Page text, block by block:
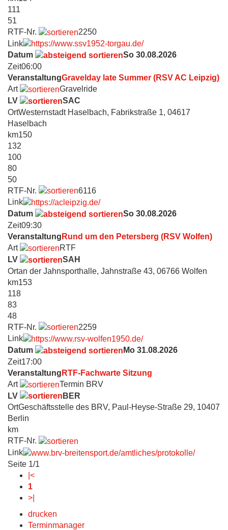
111
51
RTF-Nr.
2250
Link
Datum
So 30.08.2026
Zeit06:00
VeranstaltungGravelday late Summer (RSV AC Leipzig)
Art
Gravelride
LV
SAC
OrtWesternstadt Haselbach, Fabrikstraße 1, 04617
Haselbach
km150
132
100
80
50
RTF-Nr.
6116
Link
Datum
So 30.08.2026
Zeit09:30
Veranstaltung Rund um den Petersberg (RSV Wolfen)
Art
RTF
LV
SAH
Ortan der Jahnsporthalle, Jahnstraße 43, 06766 Wolfen
km153
118
83
48
RTF-Nr.
2259
Link
Datum
Mo 31.08.2026
Zeit17:00
Veranstaltung RTF-Fachwarte Sitzung
Art
Termin BRV
LV
BER
OrtGeschäftsstelle des BRV, Paul-Heyse-Straße 29, 10407
Berlin
km
RTF-Nr.
Link
Seite 1/1
|<
1
>|
drucken
Terminmanager